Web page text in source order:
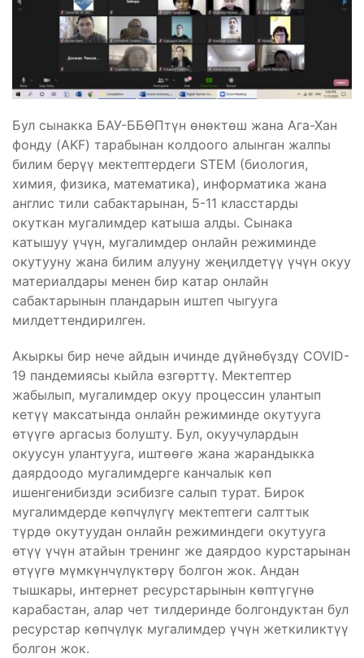
Бул сынакка БАУ-ББӨПтүн өнөктөш жана Ага-Хан
фонду (AKF) тарабынан колдоого алынган жалпы
билим берүү мектептердеги STEM (биология,
химия, физика, математика), информатика жана
англис тили сабактарынан, 5-11 класстарды
окуткан мугалимдер катыша алды. Сынака
катышуу үчүн, мугалимдер онлайн режиминде
окутууну жана билим алууну жеңилдетүү үчүн окуу
материалдары менен бир катар онлайн
сабактарынын пландарын иштеп чыгууга
милдеттендирилген.
Акыркы бир нече айдын ичинде дүйнөбүздү COVID-
19 пандемиясы кыйла өзгөрттү. Мектептер
жабылып, мугалимдер окуу процессин улантып
кетүү максатында онлайн режиминде окутууга
өтүүгө аргасыз болушту. Бул, окуучулардын
окуусун улантууга, иштөөгө жана жарандыкка
даярдоодо мугалимдерге канчалык көп
ишенгенибизди эсибизге салып турат. Бирок
мугалимдерде көпчүлүгү мектептеги салттык
түрдө окутуудан онлайн режиминдеги окутууга
өтүү үчүн атайын тренинг же даярдоо курстарынан
өтүүгө мүмкүнчүлүктөрү болгон жок. Андан
тышкары, интернет ресурстарынын көптүгүнө
карабастан, алар чет тилдеринде болгондуктан бул
ресурстар көпчүлүк мугалимдер үчүн жеткиликтүү
болгон жок.